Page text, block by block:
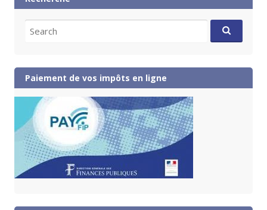
for:
Paiement de vos impôts en ligne